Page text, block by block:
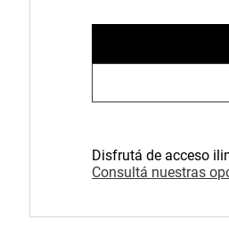
Disfrutá de acceso
Consultá nuestras